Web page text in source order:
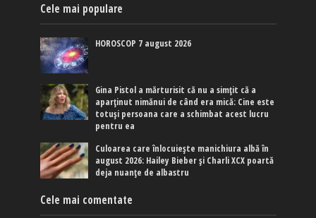
Cele mai populare
HOROSCOP 7 august 2026
Gina Pistol a mărturisit că nu a simțit că a
aparținut nimănui de când era mică: Cine este
totuși persoana care a schimbat acest lucru
pentru ea
Culoarea care înlocuiește manichiura albă în
august 2026: Hailey Bieber și Charli XCX poartă
deja nuanțe de albastru
Cele mai comentate